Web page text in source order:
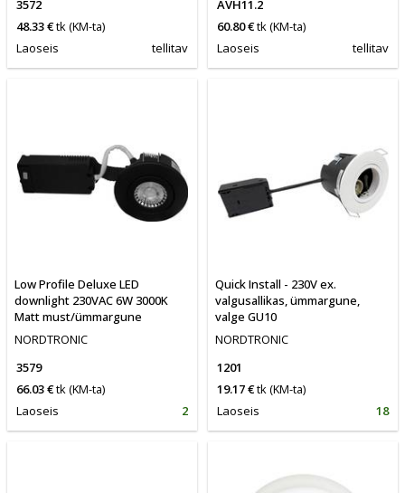
3572
48.33 €tk(KM-ta)
Laoseis
tellitav
AVH11.2
60.80 €tk(KM-ta)
Laoseis
tellitav
Low Profile Deluxe LED
downlight 230VAC 6W 3000K
Matt must/ümmargune
NORDTRONIC
3579
66.03 €tk(KM-ta)
Laoseis
2
Quick Install - 230V ex.
valgusallikas, ümmargune,
valge GU10
NORDTRONIC
1201
19.17 €tk(KM-ta)
Laoseis
18